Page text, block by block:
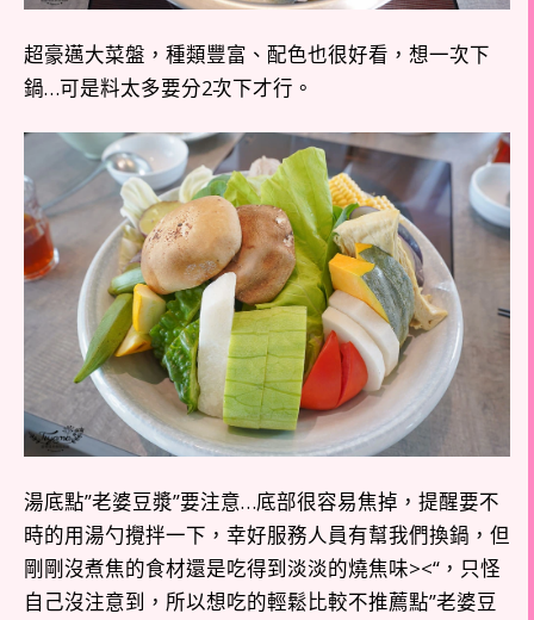
超豪邁大菜盤，種類豐富、配色也很好看，想一次下
鍋…可是料太多要分2次下才行。
湯底點”老婆豆漿”要注意…底部很容易焦掉，提醒要不
時的用湯勺攪拌一下，幸好服務人員有幫我們換鍋，但
剛剛沒煮焦的食材還是吃得到淡淡的燒焦味><“，只怪
自己沒注意到，所以想吃的輕鬆比較不推薦點”老婆豆